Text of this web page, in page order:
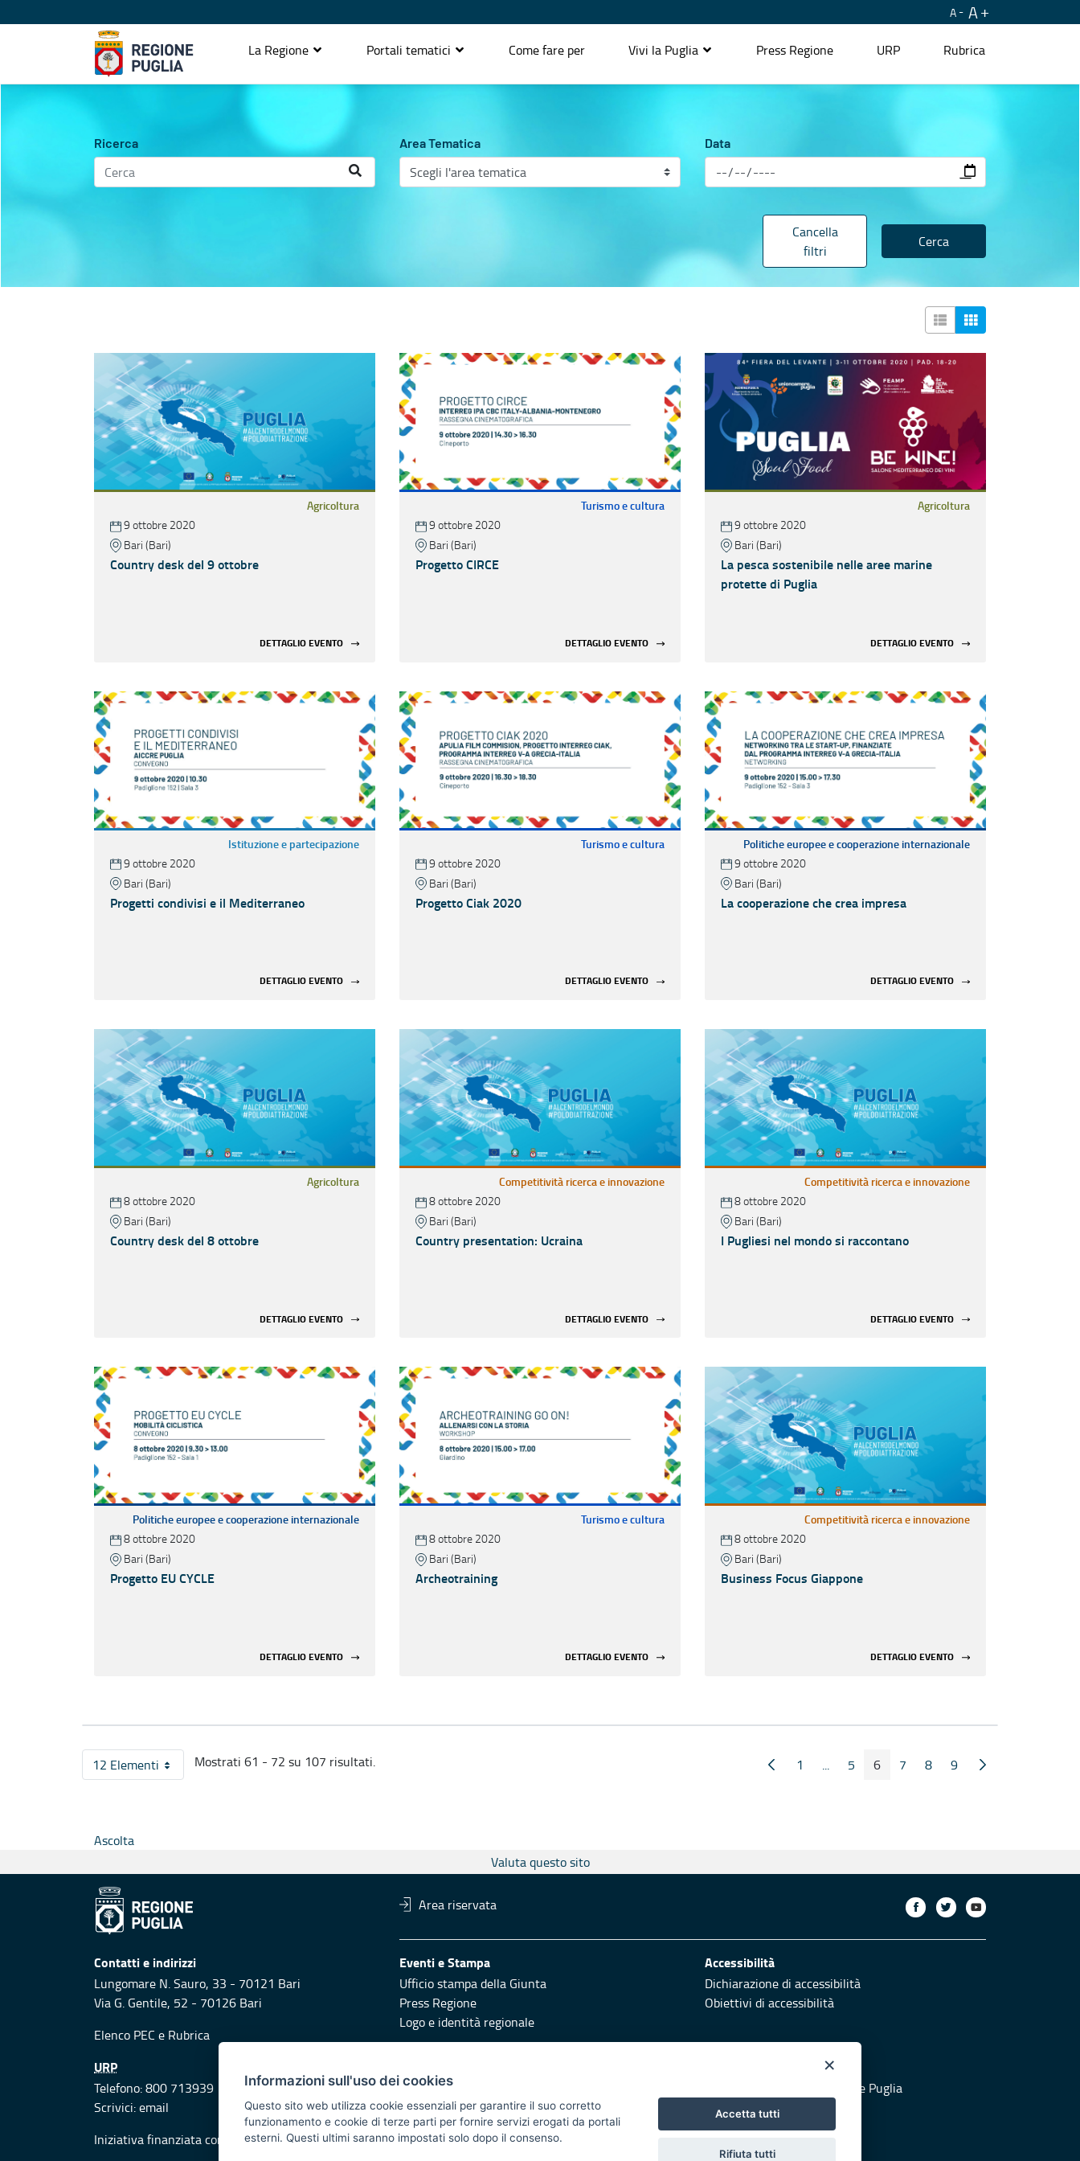
A A
La Regione Portali tematici Come fare per Vivi la Puglia Press Regione URP Rubrica
Agenda istituzionale
Ricerca Area Tematica Data
Cancella
filtri
Cerca
Agricoltura
9 ottobre 2020
Bari (Bari)
Country desk del 9 ottobre
DETTAGLIO EVENTO
Turismo e cultura
9 ottobre 2020
Bari (Bari)
Progetto CIRCE
DETTAGLIO EVENTO
Agricoltura
9 ottobre 2020
Bari (Bari)
La pesca sostenibile nelle aree marine
protette di Puglia
DETTAGLIO EVENTO
Istituzione e partecipazione
9 ottobre 2020
Bari (Bari)
Progetti condivisi e il Mediterraneo
DETTAGLIO EVENTO
Turismo e cultura
9 ottobre 2020
Bari (Bari)
Progetto Ciak 2020
DETTAGLIO EVENTO
Politiche europee e cooperazione internazionale
9 ottobre 2020
Bari (Bari)
La cooperazione che crea impresa
DETTAGLIO EVENTO
Agricoltura
8 ottobre 2020
Bari (Bari)
Country desk del 8 ottobre
DETTAGLIO EVENTO
Competitività ricerca e innovazione
8 ottobre 2020
Bari (Bari)
Country presentation: Ucraina
DETTAGLIO EVENTO
Competitività ricerca e innovazione
8 ottobre 2020
Bari (Bari)
I Pugliesi nel mondo si raccontano
DETTAGLIO EVENTO
Politiche europee e cooperazione internazionale
8 ottobre 2020
Bari (Bari)
Progetto EU CYCLE
DETTAGLIO EVENTO
Turismo e cultura
8 ottobre 2020
Bari (Bari)
Archeotraining
DETTAGLIO EVENTO
Competitività ricerca e innovazione
8 ottobre 2020
Bari (Bari)
Business Focus Giappone
DETTAGLIO EVENTO
12 ElementiPer pagina
Mostrati 61 - 72 su 107 risultati. Pagina Precedente
Pagina
1 ...
Pagine intermedie
Pagina
5 Pagina
6 Pagina
7 Pagina
8 Pagina
9 Pagina Seguente
Ascolta
Valuta questo sito
Area riservata
Contatti e indirizzi
Lungomare N. Sauro, 33 - 70121 Bari
Via G. Gentile, 52 - 70126 Bari
Elenco PEC e Rubrica
Eventi e Stampa
Ufficio stampa della Giunta
Press Regione
Logo e identità regionale
Accessibilità
Dichiarazione di accessibilità
Obiettivi di accessibilità
URP
Telefono: 800 713939
Scrivici:email
Responsabili di pubblicazione Vai al sito di Protezione Civile Puglia
Iniziativa finanziata con risorse del POR Puglia 2014/2020 - Asse XI
×
Informazioni sull'uso dei cookies
Questo sito web utilizza cookie essenziali per garantire il suo corretto
funzionamento e cookie di terze parti per fornire servizi erogati da portali
esterni. Questi ultimi saranno impostati solo dopo il consenso.
Accetta tutti
Rifiuta tutti